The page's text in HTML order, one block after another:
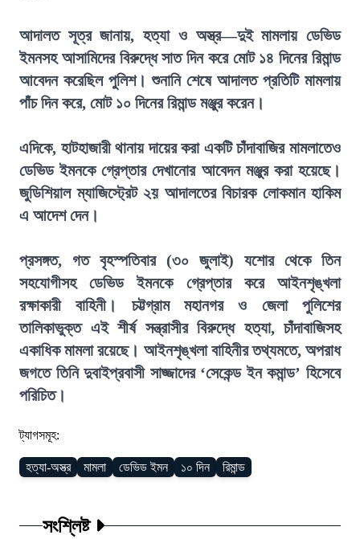
আদালত সূত্র জানায়, হত্যা ও অস্ত্র—দুই মামলায় ডেভিড
ইমনসহ আসামিদের বিরুদ্ধে সাত দিন করে মোট ১৪ দিনের রিমান্ড
আবেদন করেছিল পুলিশ। শুনানি শেষে আদালত প্রতিটি মামলায়
পাঁচ দিন করে, মোট ১০ দিনের রিমান্ড মঞ্জুর করেন।
এদিকে, হাটহাজারী থানায় দায়ের করা একটি চাঁদাবাজির মামলাতেও
ডেভিড ইমনকে গ্রেপ্তার দেখানোর আবেদন মঞ্জুর করা হয়েছে।
জুডিশিয়াল ম্যাজিস্ট্রেট ২য় আদালতের বিচারক লোকমান হাকিম
এ আদেশ দেন।
প্রসঙ্গত, গত বৃহস্পতিবার (৩০ জুলাই) যশোর থেকে তিন
সহযোগীসহ ডেভিড ইমনকে গ্রেপ্তার করে আইনশৃঙ্খলা
রক্ষাকারী বাহিনী। চট্টগ্রাম মহানগর ও জেলা পুলিশের
তালিকাভুক্ত এই শীর্ষ সন্ত্রাসীর বিরুদ্ধে হত্যা, চাঁদাবাজিসহ
একাধিক মামলা রয়েছে। আইনশৃঙ্খলা বাহিনীর তথ্যমতে, অপরাধ
জগতে তিনি দুবাইপ্রবাসী সাজ্জাদের ‘সেকেন্ড ইন কমান্ড’ হিসেবে
পরিচিত।
ট্যাগসমূহ:
হত্যা-অস্ত্র মামলা ডেভিড ইমন ১০ দিন রিমান্ড
সংশ্লিষ্ট